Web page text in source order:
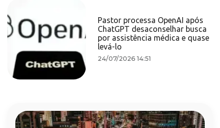
Pastor processa OpenAI após
ChatGPT desaconselhar busca
por assistência médica e quase
levá-lo
24/07/2026 14:51